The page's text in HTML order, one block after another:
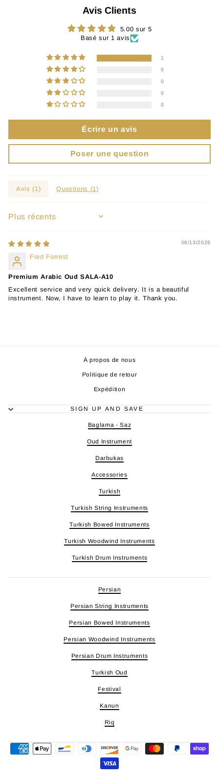
Avis Clients
5.00 sur 5
Basé sur 1 avis
1
0
0
0
0
Écrire un avis
Poser une question
Avis (1) Questions (1)
SORT BY
06/13/2026
Fred Forrest
Premium Arabic Oud SALA-A10
Excellent service and very quick delivery. It is a beautiful
instrument. Now, I have to learn to play it. Thank you.
À propos de nous
Politique de retour
Expédition
SIGN UP AND SAVE
Baglama - Saz
Oud Instrument
Darbukas
Accessories
Turkish
Turkish String Instruments
Turkish Bowed Instruments
Turkish Woodwind Instruments
Turkish Drum Instruments
Persian
Persian String Instruments
Persian Bowed Instruments
Persian Woodwind Instruments
Persian Drum Instruments
Turkish Oud
Festival
Kanun
Riq